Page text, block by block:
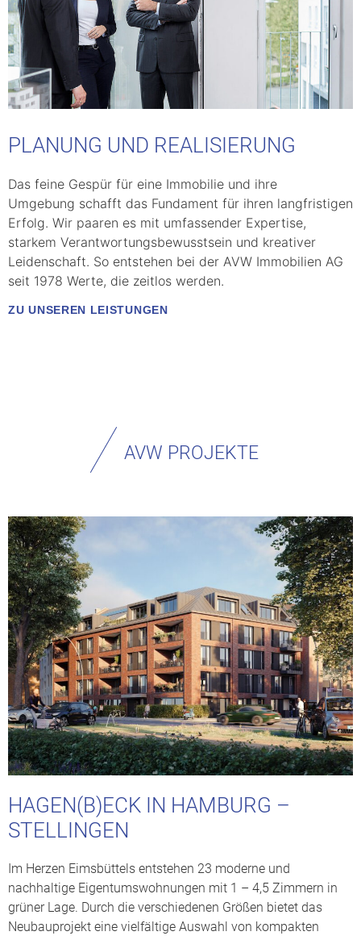
PLANUNG UND REALISIERUNG
Das feine Gespür für eine Immobilie und ihre
Umgebung schafft das Fundament für ihren langfristigen
Erfolg. Wir paaren es mit umfassender Expertise,
starkem Verantwortungsbewusstsein und kreativer
Leidenschaft. So entstehen bei der AVW Immobilien AG
seit 1978 Werte, die zeitlos werden.
ZU UNSEREN LEISTUNGEN
AVW PROJEKTE
HAGEN(B)ECK IN HAMBURG –
STELLINGEN
Im Herzen Eimsbüttels entstehen 23 moderne und
nachhaltige Eigentumswohnungen mit 1 – 4,5 Zimmern in
grüner Lage. Durch die verschiedenen Größen bietet das
Neubauprojekt eine vielfältige Auswahl von kompakten